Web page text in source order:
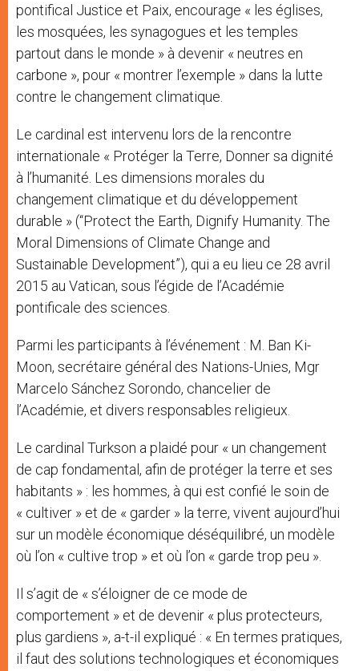
pontifical Justice et Paix, encourage « les églises,
les mosquées, les synagogues et les temples
partout dans le monde » à devenir « neutres en
carbone », pour « montrer l’exemple » dans la lutte
contre le changement climatique.
Le cardinal est intervenu lors de la rencontre
internationale « Protéger la Terre, Donner sa dignité
à l’humanité. Les dimensions morales du
changement climatique et du développement
durable » (“Protect the Earth, Dignify Humanity. The
Moral Dimensions of Climate Change and
Sustainable Development”), qui a eu lieu ce 28 avril
2015 au Vatican, sous l’égide de l’Académie
pontificale des sciences.
Parmi les participants à l’événement : M. Ban Ki-
Moon, secrétaire général des Nations-Unies, Mgr
Marcelo Sánchez Sorondo, chancelier de
l’Académie, et divers responsables religieux.
Le cardinal Turkson a plaidé pour « un changement
de cap fondamental, afin de protéger la terre et ses
habitants » : les hommes, à qui est confié le soin de
« cultiver » et de « garder » la terre, vivent aujourd’hui
sur un modèle économique déséquilibré, un modèle
où l’on « cultive trop » et où l’on « garde trop peu ».
Il s’agit de « s’éloigner de ce mode de
comportement » et de devenir « plus protecteurs,
plus gardiens », a-t-il expliqué : « En termes pratiques,
il faut des solutions technologiques et économiques